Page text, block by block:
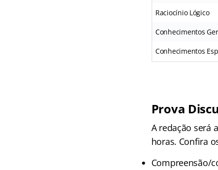
Raciocínio Lógico
Conhecimentos
Conhecimentos
Prova
A redação será
horas. Confira
Compreensão/